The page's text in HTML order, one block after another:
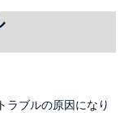
ラブルの原因になり